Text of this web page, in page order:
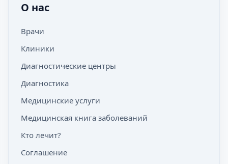
О нас
Врачи
Клиники
Диагностические центры
Диагностика
Медицинские услуги
Медицинская книга заболеваний
Кто лечит?
Соглашение